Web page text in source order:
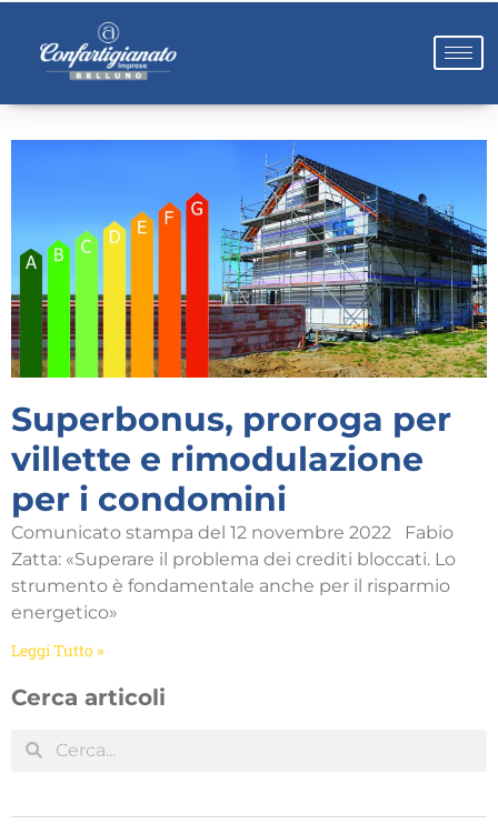
Superbonus, proroga per
villette e rimodulazione
per i condomini
Comunicato stampa del 12 novembre 2022 Fabio
Zatta: «Superare il problema dei crediti bloccati. Lo
strumento è fondamentale anche per il risparmio
energetico»
Leggi Tutto »
Cerca articoli